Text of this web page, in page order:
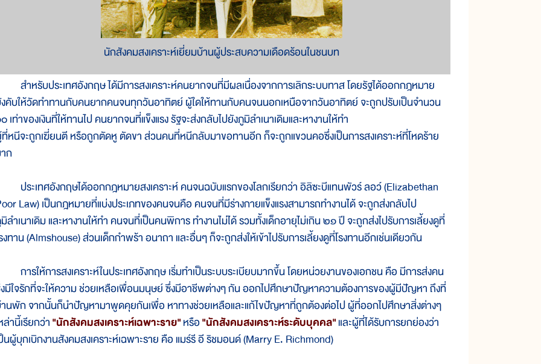
นักสังคมสงเคราะห์เยี่ยมบ้านผู้ประสบความเดือดร้อนในชนบท
หรับประเทศอังกฤษ ได้มีการสงเคราะห์คนยากจนที่มีผลเนื่องจากการเลิกระบบทาส โดยรัฐได้ออกกฎหมาย
คับให้วัดทำทานกับคนยากคนจนทุกวันอาทิตย์ ผู้ใดให้ทานกับคนจนนอกเหนือจากวันอาทิตย์ จะถูกปรับเป็นจำนวน
เท่าของเงินที่ให้ทานไป คนยากจนที่แข็งแรง รัฐจะส่งกลับไปยังภูมิลำเนาเดิมและหางานให้ทำ
หนีจะถูกเฆี่ยนตี หรือถูกตัดหู ตัดขา ส่วนคนที่หนีกลับมาขอทานอีก ก็จะถูกแขวนคอซึ่งเป็นการสงเคราะห์ที่โหดร้าย
ก
ะเทศอังกฤษได้ออกกฎหมายสงเคราะห์ คนจนฉบับแรกของโลกเรียกว่า อิลิซะบีแทนพัวร์ ลอว์ (Elizabethan
Law) เป็นกฎหมายที่แบ่งประเภทของคนจนคือ คนจนที่มีร่างกายแข็งแรงสามารถทำงานได้ จะถูกส่งกลับไป
ลำเนาเดิม และหางานให้ทำ คนจนที่เป็นคนพิการ ทำงานไม่ได้ รวมทั้งเด็กอายุไม่เกิน ๒๑ ปี จะถูกส่งไปรับการเลี้ยงดูที่
งทาน (Almshouse) ส่วนเด็กกำพร้า อนาถา และอื่นๆ ก็จะถูกส่งให้เข้าไปรับการเลี้ยงดูที่โรงทานอีกเช่นเดียวกัน
รให้การสงเคราะห์ในประเทศอังกฤษ เริ่มทำเป็นระบบระเบียบมากขึ้น โดยหน่วยงานของเอกชน คือ มีการส่งคน
มีใจรักที่จะให้ความ ช่วยเหลือเพื่อนมนุษย์ ซึ่งมีอาชีพต่างๆ กัน ออกไปศึกษาปัญหาความต้องการของผู้มีปัญหา ถึงที่
นพัก จากนั้นก็นำปัญหามาพูดคุยกันเพื่อ หาทางช่วยเหลือและแก้ไขปัญหาที่ถูกต้องต่อไป ผู้ที่ออกไปศึกษาสิ่งต่างๆ
ล่านี้เรียกว่า"นักสังคมสงเคราะห์เฉพาะราย"หรือ"นักสังคมสงเคราะห์ระดับบุคคล"และผู้ที่ได้รับการยกย่องว่า
นผู้บุกเบิกงานสังคมสงเคราะห์เฉพาะราย คือ แมร์รี อี ริชมอนด์ (Marry E. Richmond)